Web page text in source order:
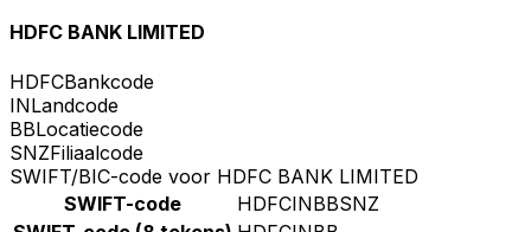
HDFC BANK LIMITED
HDFCBankcode
INLandcode
BBLocatiecode
SNZFiliaalcode
SWIFT/BIC-code voor HDFC BANK LIMITED
SWIFT-code
HDFCINBBSNZ